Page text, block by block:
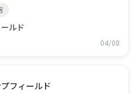
きます🙌ぜひ、ご検討くだ
ルド
04/08
フィールド